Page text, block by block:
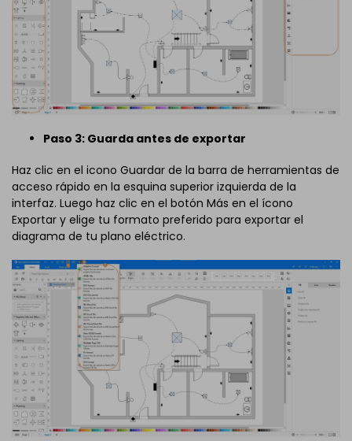
Paso 3: Guarda antes de exportar
Haz clic en el icono Guardar de la barra de herramientas de
acceso rápido en la esquina superior izquierda de la
interfaz. Luego haz clic en el botón Más en el ícono
Exportar y elige tu formato preferido para exportar el
diagrama de tu plano eléctrico.